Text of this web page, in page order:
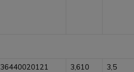
36440020121 3,610 3,5